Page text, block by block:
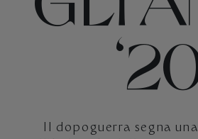
Il dopoguerra segna